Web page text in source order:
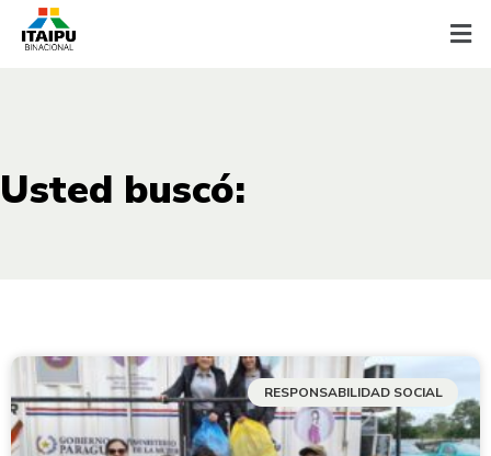
Usted buscó:
RESPONSABILIDAD SOCIAL